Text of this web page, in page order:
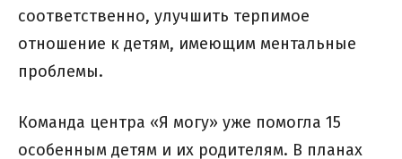
соответственно, улучшить терпимое
отношение к детям, имеющим ментальные
проблемы.
Команда центра «Я могу» уже помогла 15
особенным детям и их родителям. В планах